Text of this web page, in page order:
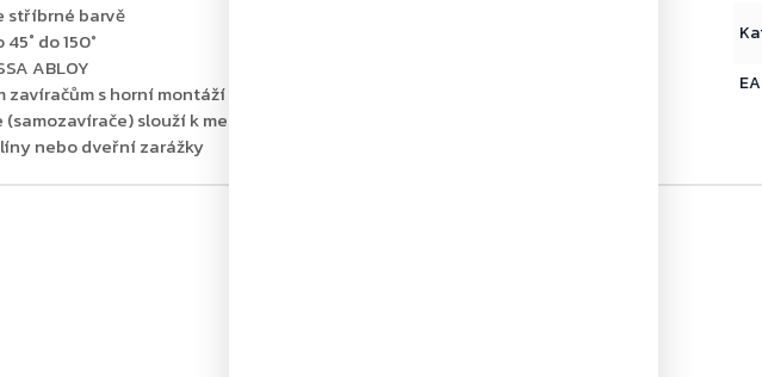
stříbrné barvě
do 150°
ABLOY
s horní montáží
slouží k mechanickému zajištění dveří v otevřené poloze
nebo dveřní zarážky